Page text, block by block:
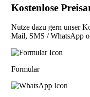
Kostenlose
Nutze dazu gern unser
Mail, SMS / WhatsApp
Formular